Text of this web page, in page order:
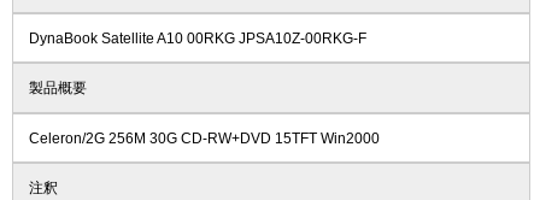
DynaBook Satellite A10 00RKG JPSA10Z-00RKG-F
製品概要
Celeron/2G 256M 30G CD-RW+DVD 15TFT Win2000
注釈